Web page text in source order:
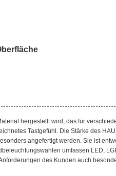
hergestellt wird, das für
Tastgefühl. Die Stärke des
angefertigt werden. Sie ist
umfassen LED,
des Kunden auch